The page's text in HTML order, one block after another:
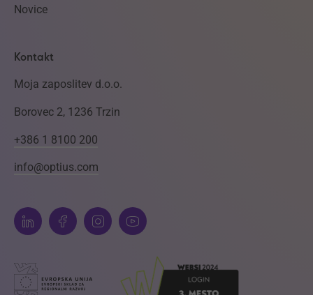
Novice
Kontakt
Moja zaposlitev d.o.o.
Borovec 2, 1236 Trzin
+386 1 8100 200
info@optius.com